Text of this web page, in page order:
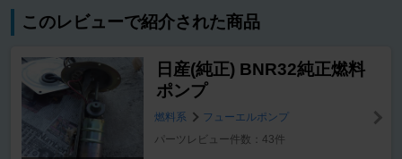
このレビューで紹介された商品
日産(純正) BNR32純正燃料
ポンプ
燃料系
フューエルポンプ
パーツレビュー件数：43件